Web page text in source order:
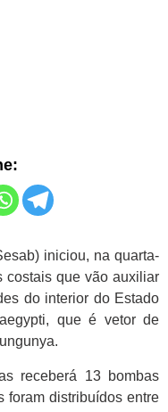
iniciou, na quarta-
costais que vão auxiliar
do interior do Estado
que é vetor de
receberá 13 bombas
foram distribuídos entre